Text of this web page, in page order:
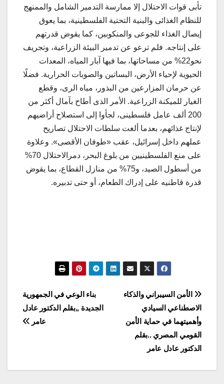
تأبى قوات الاحتلال إلا ممارسة التدمير الشامل والممنهج
للنظام الغذائى والبنية التحتية الفلسطينية، بما يعوق
إيصال الغذاء للجوعى والمنكوبين، كما يقوض قدرتهم
على إنتاجه. فلم ترعو عن تدمير البيئة الزراعية، وتجريف
نحو22% من مساحاتها، بما فيها آبار المياه، المعدات
الحيوية لإحياء الأرض، البساتين والصوبات الحرارية. فضلًا
عن حرمان المزارعين من البذور، مياه الرى، وقطع
الغيار للميكنة الزراعية. الأمر الذى أطاح بآمال أكثر من
200 ألف عامل فلسطينى، لجأوا إلى استصلاح أراضيهم
لإنتاج غذائهم، بعدما ألغت سلطات الاحتلال تصاريح
عملهم داخل إسرائيل، عقب «طوفان الأقصى». وعلاوة
على منع الفلسطينيين من بلوغ البحر، دمرالاحتلال 70%
من أسطول الصيد، و75% من منازل القطاع، بما يقوض
قدرة قاطنيه على إدراك الطعام، أو حتى تدبيره.
تصفّح
المقالات
بناء الوعي في الجمهورية
الجديدة ,,بقلم الدكتور عادل
عامر
الأمن السيبراني والذكاء
الاصطناعي السيادي
وأهميتهما في حماية الأمن
القومي المصري ..بقلم
الدكتور عادل عامر